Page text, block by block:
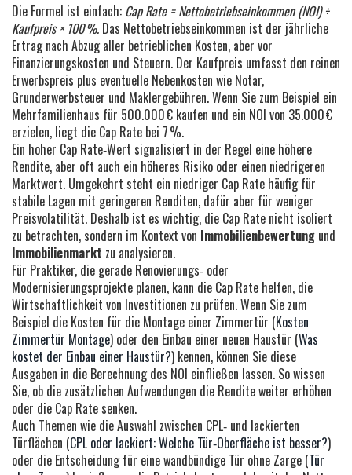
Die Formel ist einfach: Cap Rate = Netto­betriebseinkommen (NOI) ÷
Kaufpreis × 100 %. Das Netto­betriebseinkommen ist der jährliche
Ertrag nach Abzug aller betrieblichen Kosten, aber vor
Finanzierungskosten und Steuern. Der Kaufpreis umfasst den reinen
Erwerbspreis plus eventuelle Nebenkosten wie Notar,
Grunderwerbsteuer und Maklergebühren. Wenn Sie zum Beispiel ein
Mehrfamilienhaus für 500.000 € kaufen und ein NOI von 35.000 €
erzielen, liegt die Cap Rate bei 7 %.
Ein hoher Cap Rate‑Wert signalisiert in der Regel eine höhere
Rendite, aber oft auch ein höheres Risiko oder einen niedrigeren
Marktwert. Umgekehrt steht ein niedriger Cap Rate häufig für
stabile Lagen mit geringeren Renditen, dafür aber für weniger
Preisvolatilität. Deshalb ist es wichtig, die Cap Rate nicht isoliert
zu betrachten, sondern im Kontext von Immobilienbewertung und
Immobilienmarkt zu analysieren.
Für Praktiker, die gerade Renovierungs‑ oder
Modernisierungsprojekte planen, kann die Cap Rate helfen, die
Wirtschaftlichkeit von Investitionen zu prüfen. Wenn Sie zum
Beispiel die Kosten für die Montage einer Zimmertür (Kosten
Zimmertür Montage) oder den Einbau einer neuen Haustür (Was
kostet der Einbau einer Haustür?) kennen, können Sie diese
Ausgaben in die Berechnung des NOI einfließen lassen. So wissen
Sie, ob die zusätzlichen Aufwendungen die Rendite weiter erhöhen
oder die Cap Rate senken.
Auch Themen wie die Auswahl zwischen CPL‑ und lackierten
Türflächen (CPL oder lackiert: Welche Tür‑Oberfläche ist besser?)
oder die Entscheidung für eine wandbündige Tür ohne Zarge (Tür